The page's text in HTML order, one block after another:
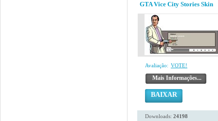
GTA Vice City Stories Skin
Avaliação: VOTE!
Mais Informações...
BAIXAR
Downloads: 24198